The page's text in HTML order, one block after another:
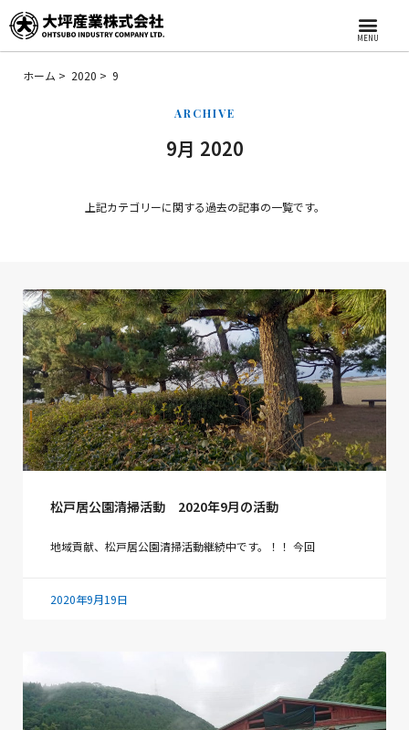
MENU
ホーム 2020 9
ARCHIVE
9月 2020
上記カテゴリーに関する過去の記事の一覧です。
松戸居公園清掃活動 2020年9月の活動
地域貢献、松戸居公園清掃活動継続中です。！！ 今回
2020年9月19日